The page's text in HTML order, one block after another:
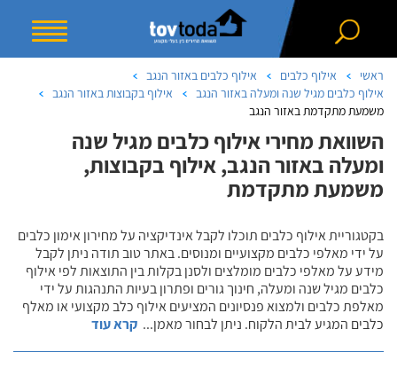
ראשי אילוף כלבים
אילוף כלבים באזור הנגב
אילוף כלבים מגיל שנה ומעלה באזור הנגב
אילוף בקבוצות באזור הנגב
משמעת מתקדמת באזור הנגב
השוואת מחירי אילוף כלבים מגיל שנה
ומעלה באזור הנגב, אילוף בקבוצות,
משמעת מתקדמת
בקטגוריית אילוף כלבים תוכלו לקבל אינדיקציה על מחירון אימון כלבים
על ידי מאלפי כלבים מקצועיים ומנוסים. באתר טוב תודה ניתן לקבל
מידע על מאלפי כלבים מומלצים ולסנן בקלות בין התוצאות לפי אילוף
כלבים מגיל שנה ומעלה, חינוך גורים ופתרון בעיות התנהגות על ידי
מאלפת כלבים ולמצוא פנסיונים המציעים אילוף כלב מקצועי או מאלף
כלבים המגיע לבית הלקוח. ניתן לבחור מאמן... קרא עוד